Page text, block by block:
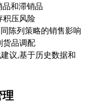
品和滞销品
积压风险
陈列策略的销售影响
货品调配
议,基于历史数据和